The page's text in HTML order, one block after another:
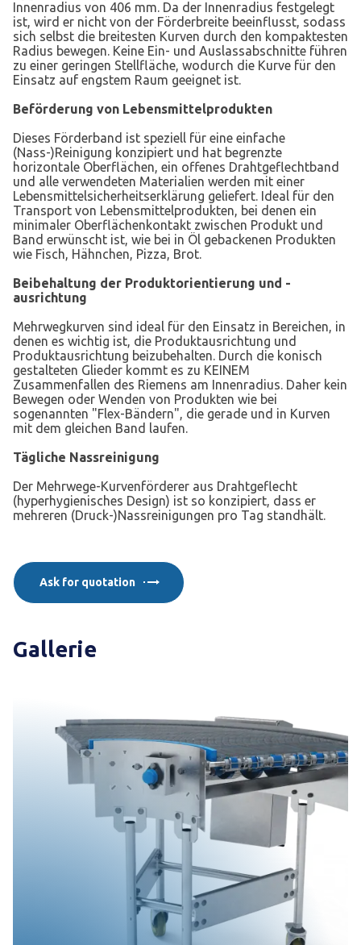
Innenradius von 406 mm. Da der Innenradius festgelegt
ist, wird er nicht von der Förderbreite beeinflusst, sodass
sich selbst die breitesten Kurven durch den kompaktesten
Radius bewegen. Keine Ein- und Auslassabschnitte führen
zu einer geringen Stellfläche, wodurch die Kurve für den
Einsatz auf engstem Raum geeignet ist.
Beförderung von Lebensmittelprodukten
Dieses Förderband ist speziell für eine einfache
(Nass-)Reinigung konzipiert und hat begrenzte
horizontale Oberflächen, ein offenes Drahtgeflechtband
und alle verwendeten Materialien werden mit einer
Lebensmittelsicherheitserklärung geliefert. Ideal für den
Transport von Lebensmittelprodukten, bei denen ein
minimaler Oberflächenkontakt zwischen Produkt und
Band erwünscht ist, wie bei in Öl gebackenen Produkten
wie Fisch, Hähnchen, Pizza, Brot.
Beibehaltung der Produktorientierung und -
ausrichtung
Mehrwegkurven sind ideal für den Einsatz in Bereichen, in
denen es wichtig ist, die Produktausrichtung und
Produktausrichtung beizubehalten. Durch die konisch
gestalteten Glieder kommt es zu KEINEM
Zusammenfallen des Riemens am Innenradius. Daher kein
Bewegen oder Wenden von Produkten wie bei
sogenannten "Flex-Bändern", die gerade und in Kurven
mit dem gleichen Band laufen.
Tägliche Nassreinigung
Der Mehrwege-Kurvenförderer aus Drahtgeflecht
(hyperhygienisches Design) ist so konzipiert, dass er
mehreren (Druck-)Nassreinigungen pro Tag standhält.
Ask for quotation
Gallerie